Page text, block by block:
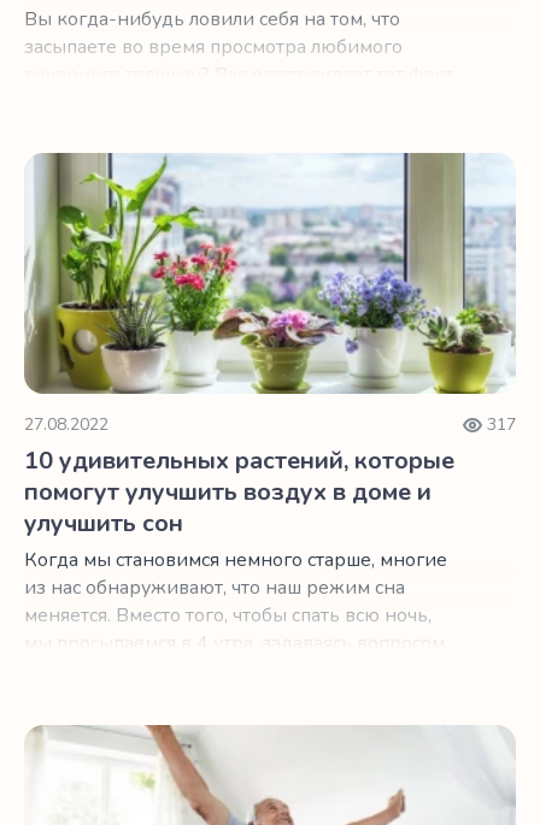
Вы когда-нибудь ловили себя на том, что
засыпаете во время просмотра любимого
10 удивительных растений, которые помогут
27.08.2022 317
10 удивительных растений, которые
помогут улучшить воздух в доме и
улучшить сон
Когда мы становимся немного старше, многие
из нас обнаруживают, что наш режим сна
меняется. Вместо того, чтобы спать всю ночь,
мы просыпаемся в 4 утра, задаваясь вопросом,
старения влияет на наше тело, но мы можем
изменить среду, в которой живем.
Простые советы для бодрого пробуждения в пожилом